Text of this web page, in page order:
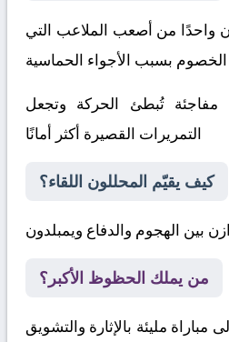
واحدًا من أصعب الملاعب التي
بسبب الأجواء الحماسية
تُبطئ الحركة وتجعل
التمريرات القصيرة أكثر أمانًا
كيف يقيّم المحللون اللقاء؟
بين الهجوم والدفاع ويمبلدون
من يملك الحظوظ الأكبر؟
مباراة مليئة بالإثارة والتشويق